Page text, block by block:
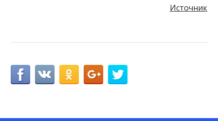
Источник